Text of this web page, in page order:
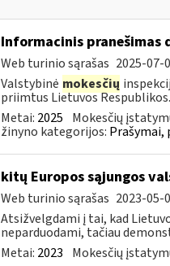
Informacinis pranešimas
Web turinio sąrašas 2025-07-
Valstybinė mokesčių
priimtus Lietuvos
Metai: 2025 Mokesčių
žinyno kategorijos: Prašymai,
kitų Europos sąjungos
Web turinio sąrašas 2023-05-
Atsižvelgdami į tai, kad
neparduodami, tačiau
Metai: 2023 Mokesčių